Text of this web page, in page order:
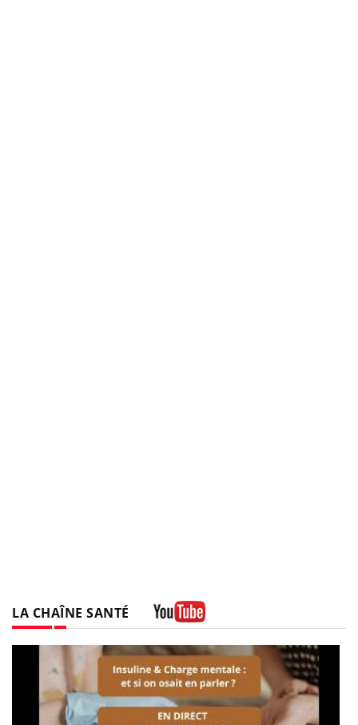
LA CHAÎNE SANTÉ